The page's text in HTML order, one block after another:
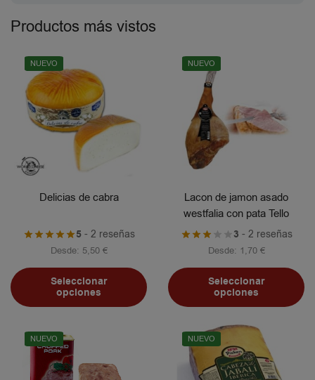
Productos más vistos
NUEVO
Delicias de cabra
5- 2 reseñas
Desde: 5,50 €
Seleccionar
opciones
NUEVO
Lacon de jamon asado
westfalia con pata Tello
3 - 2 reseñas
Desde: 1,70 €
Seleccionar
opciones
NUEVO NUEVO